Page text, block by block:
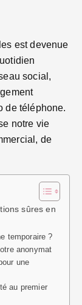
est devenue
social,
de téléphone.
notre vie
de
sûres en
temporaire ?
anonymat
une
au premier